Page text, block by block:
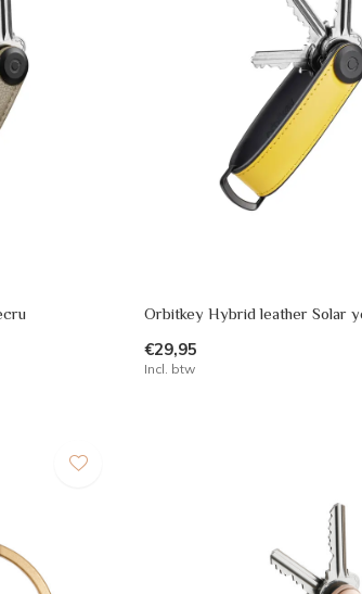
Orbitkey Hybrid leather Solar
€29,95
Incl. btw